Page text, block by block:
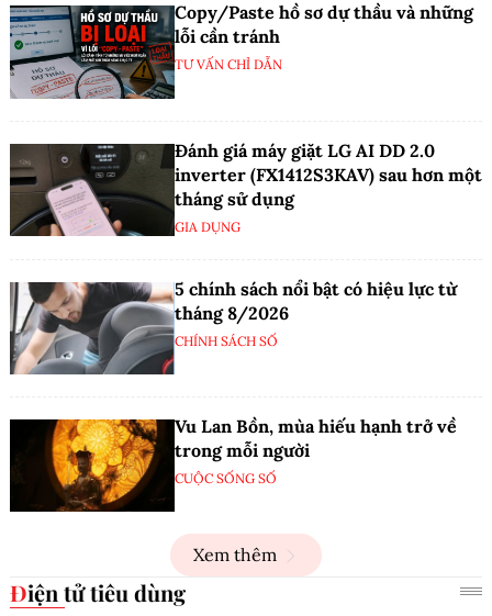
Copy/Paste hồ sơ dự thầu và những
lỗi cần tránh
TƯ VẤN CHỈ DẪN
Đánh giá máy giặt LG AI DD 2.0
inverter (FX1412S3KAV) sau hơn một
tháng sử dụng
GIA DỤNG
5 chính sách nổi bật có hiệu lực từ
tháng 8/2026
CHÍNH SÁCH SỐ
Vu Lan Bồn, mùa hiếu hạnh trở về
trong mỗi người
CUỘC SỐNG SỐ
Xem thêm
Điện tử tiêu dùng